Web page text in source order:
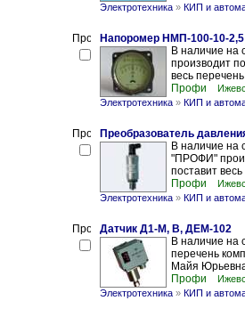
Электротехника » КИП и
Напоромер НМП-100-10-2,5
В наличие
производит
весь
Профи
Электротехника » КИП и
Преобразователь
В наличие
"ПРОФИ"
поставит
Профи
Электротехника » КИП и
Датчик Д1-М, В, ДЕМ-102
В наличие на
перечень
Майя
Профи
Электротехника » КИП и